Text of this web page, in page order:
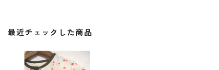
最近チェックした商品